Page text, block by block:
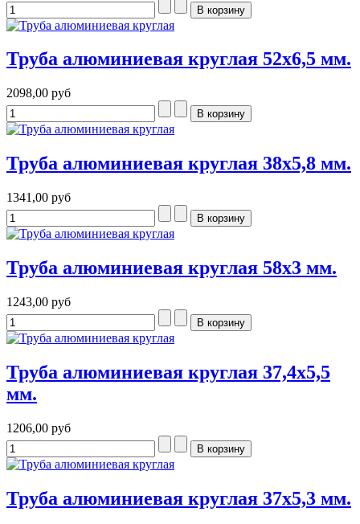
Труба алюминиевая круглая 52x6,5 мм.
2098,00 руб
Труба алюминиевая круглая 38x5,8 мм.
1341,00 руб
Труба алюминиевая круглая 58x3 мм.
1243,00 руб
Труба алюминиевая круглая 37,4x5,5
мм.
1206,00 руб
Труба алюминиевая круглая 37x5,3 мм.